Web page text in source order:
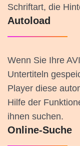
Schriftart, die
Autoload
Wenn Sie Ihre
Untertiteln
Player diese
Hilfe der
ihnen suchen.
Online-Suche